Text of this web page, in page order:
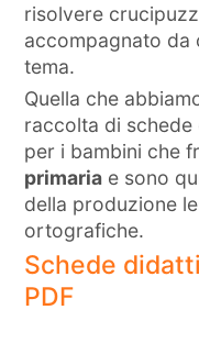
risolvere
accompagnato da
tema.
Quella che
raccolta di
per i bambini che
primaria e sono
della produzione
ortografiche.
Schede
PDF